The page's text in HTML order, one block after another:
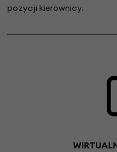
pozycji kierownicy.